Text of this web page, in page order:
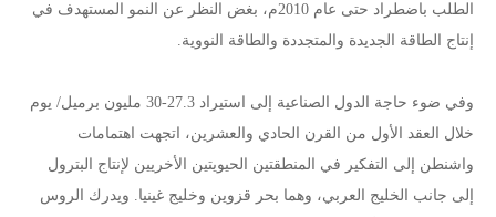
الطلب باضطراد حتى عام 2010م، بغض النظر عن النمو المستهدف في
إنتاج الطاقة الجديدة والمتجددة والطاقة النووية.
وفي ضوء حاجة الدول الصناعية إلى استيراد 27.3-30 مليون برميل/ يوم
خلال العقد الأول من القرن الحادي والعشرين، اتجهت اهتمامات
واشنطن إلى التفكير في المنطقتين الحيويتين الأخريين لإنتاج البترول
إلى جانب الخليج العربي، وهما بحر قزوين وخليج غينيا. ويدرك الروس